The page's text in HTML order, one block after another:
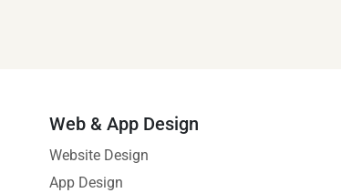
Web & App Design
Website Design
App Design